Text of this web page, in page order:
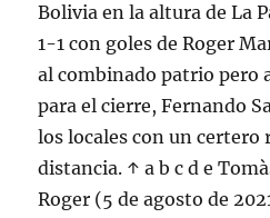
Bolivia en la altura de La
1-1 con goles de Roger
al combinado patrio pero
para el cierre, Fernando
los locales con un certero
distancia. ↑ a b c d e
Roger (5 de agosto de